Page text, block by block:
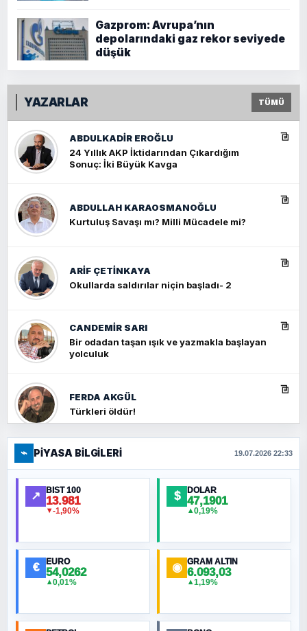
Gazprom: Avrupa’nın
depolarındaki gaz rekor seviyede
düşük
YAZARLAR TÜMÜ
ABDULKADIR EROĞLU
24 Yıllık AKP İktidarından Çıkardığım
Sonuç: İki Büyük Kavga
ABDULLAH KARAOSMANOĞLU
Kurtuluş Savaşı mı? Milli Mücadele mi?
ARIF ÇETİNKAYA
Okullarda saldırılar niçin başladı- 2
CANDEMIR SARI
Bir odadan taşan ışık ve yazmakla başlayan
yolculuk
FERDA AKGÜL
Türkleri öldür!
FERHAT BÜYÜKKALKAN
Ankara Zirvesi: NATO Toplantısı mı, Yeni
Ortadoğu Haritasının Provası mı?
MURAT ÖZKAN
⌁ PIYASA BILGILERI 19.07.2026 22:33
↗ BIST 100
13.981
▼-1,90%
$ DOLAR
47,1901
▲0,19%
€ EURO
54,0262
▲0,01%
◉ GRAM ALTIN
6.093,03
▲1,19%